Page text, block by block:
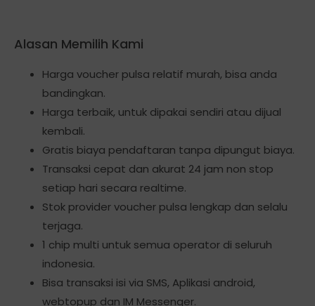
Alasan Memilih Kami
Harga voucher pulsa relatif murah, bisa anda
bandingkan.
Harga terbaik, untuk dipakai sendiri atau dijual
kembali.
Gratis biaya pendaftaran tanpa dipungut biaya.
Transaksi cepat dan akurat 24 jam non stop
setiap hari secara realtime.
Stok provider voucher pulsa lengkap dan selalu
terjaga.
1 chip multi untuk semua operator di seluruh
indonesia.
Bisa transaksi isi via SMS, Aplikasi android,
webtopup dan IM Messenger.